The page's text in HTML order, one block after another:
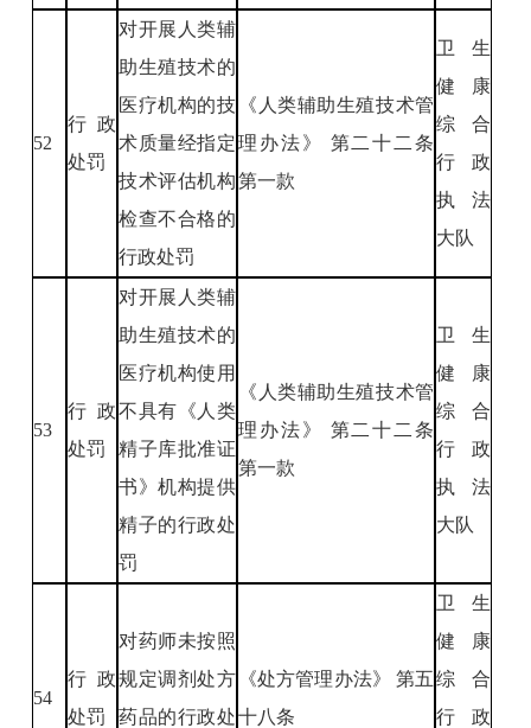
52
行政
处罚
对开展人类辅
助生殖技术的
医疗机构的技
术质量经指定
技术评估机构
检查不合格的
行政处罚
《人类辅助生殖技术管
理办法》 第二十二条
第一款
卫生
健康
综合
行政
执法
大队
53
行政
处罚
对开展人类辅
助生殖技术的
医疗机构使用
不具有《人类
精子库批准证
书》机构提供
精子的行政处
罚
《人类辅助生殖技术管
理办法》 第二十二条
第一款
卫生
健康
综合
行政
执法
大队
54
行政
处罚
对药师未按照
规定调剂处方
药品的行政处
《处方管理办法》 第五
十八条
卫生
健康
综合
行政